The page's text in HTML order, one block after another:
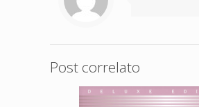
Post correlato